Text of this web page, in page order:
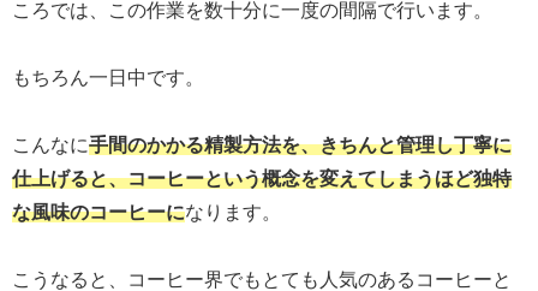
ころでは、この作業を数十分に一度の間隔で行います。
もちろん一日中です。
こんなに手間のかかる精製方法を、きちんと管理し丁寧に
仕上げると、コーヒーという概念を変えてしまうほど独特
な風味のコーヒーになります。
こうなると、コーヒー界でもとても人気のあるコーヒーと